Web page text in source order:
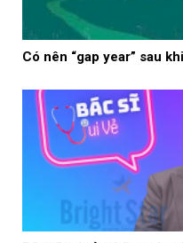
Có nên “gap year” sau